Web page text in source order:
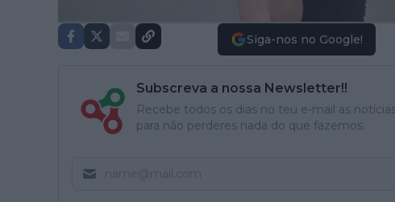
Siga-nos no Google!
Subscreva a nossa Newsletter!!
Recebe todos os dias no teu e-mail as
para não perderes nada do que fazemos.